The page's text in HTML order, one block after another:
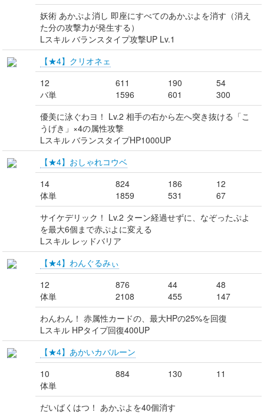
妖術 あかぷよ消し 即座にすべてのあかぷよを消す（消え
た分の攻撃力が発生する）
Lスキル バランスタイプ攻撃UP Lv.1
【★4】クリオネェ
12
バ単
611
1596
190
601
54
300
優美に泳ぐわヨ！ Lv.2 相手の右から左へ突き抜ける「こ
うげき」×4の属性攻撃
Lスキル バランスタイプHP1000UP
【★4】おしゃれコウベ
14
体単
824
1859
186
531
12
67
サイケデリック！ Lv.2 ターン経過せずに、なぞったぷよ
を最大6個まで赤ぷよに変える
Lスキル レッドバリア
【★4】わんぐるみぃ
12
体単
876
2108
44
455
48
147
わんわん！ 赤属性カードの、最大HPの25%を回復
Lスキル HPタイプ回復400UP
【★4】あかいカバルーン
10
体単
884 130 11
だいばくはつ！ あかぷよを40個消す